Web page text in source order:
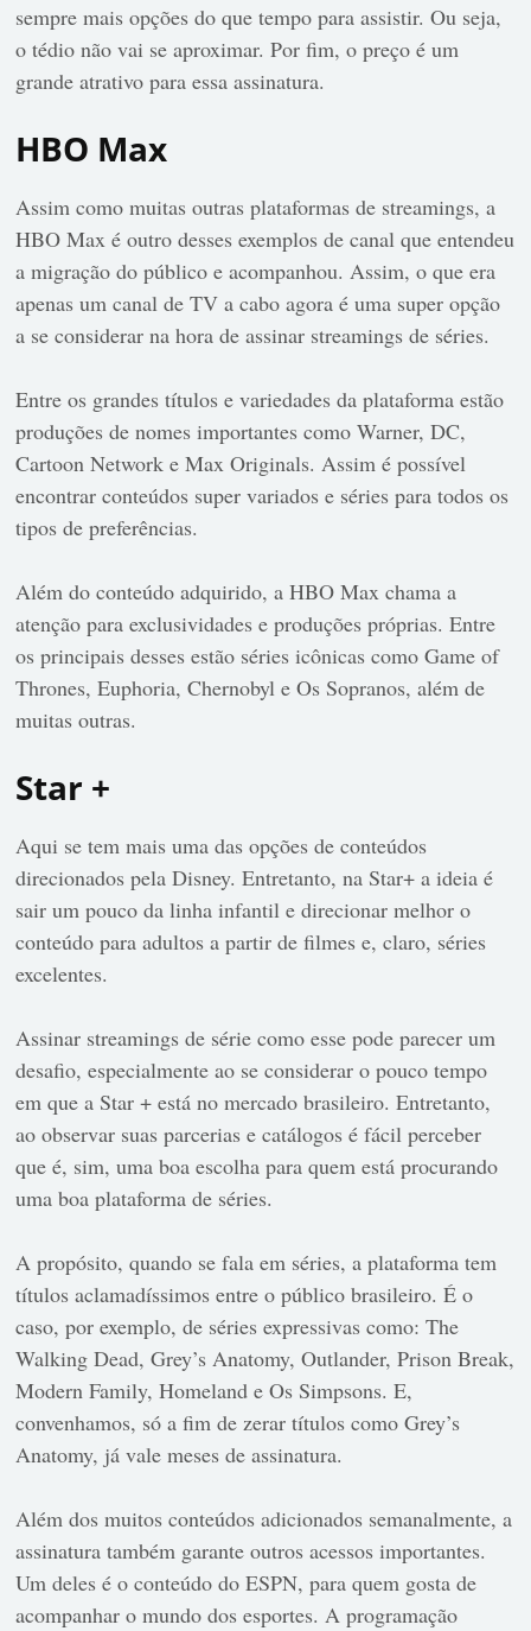
sempre mais opções do que tempo para assistir. Ou seja,
o tédio não vai se aproximar. Por fim, o preço é um
grande atrativo para essa assinatura.
HBO Max
Assim como muitas outras plataformas de streamings, a
HBO Max é outro desses exemplos de canal que entendeu
a migração do público e acompanhou. Assim, o que era
apenas um canal de TV a cabo agora é uma super opção
a se considerar na hora de assinar streamings de séries.
Entre os grandes títulos e variedades da plataforma estão
produções de nomes importantes como Warner, DC,
Cartoon Network e Max Originals. Assim é possível
encontrar conteúdos super variados e séries para todos os
tipos de preferências.
Além do conteúdo adquirido, a HBO Max chama a
atenção para exclusividades e produções próprias. Entre
os principais desses estão séries icônicas como Game of
Thrones, Euphoria, Chernobyl e Os Sopranos, além de
muitas outras.
Star +
Aqui se tem mais uma das opções de conteúdos
direcionados pela Disney. Entretanto, na Star+ a ideia é
sair um pouco da linha infantil e direcionar melhor o
conteúdo para adultos a partir de filmes e, claro, séries
excelentes.
Assinar streamings de série como esse pode parecer um
desafio, especialmente ao se considerar o pouco tempo
em que a Star + está no mercado brasileiro. Entretanto,
ao observar suas parcerias e catálogos é fácil perceber
que é, sim, uma boa escolha para quem está procurando
uma boa plataforma de séries.
A propósito, quando se fala em séries, a plataforma tem
títulos aclamadíssimos entre o público brasileiro. É o
caso, por exemplo, de séries expressivas como: The
Walking Dead, Grey’s Anatomy, Outlander, Prison Break,
Modern Family, Homeland e Os Simpsons. E,
convenhamos, só a fim de zerar títulos como Grey’s
Anatomy, já vale meses de assinatura.
Além dos muitos conteúdos adicionados semanalmente, a
assinatura também garante outros acessos importantes.
Um deles é o conteúdo do ESPN, para quem gosta de
acompanhar o mundo dos esportes. A programação